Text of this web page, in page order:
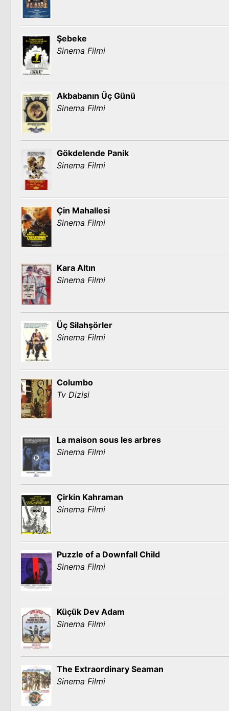
Şebeke
Sinema Filmi
Akbabanın Üç Günü
Sinema Filmi
Gökdelende Panik
Sinema Filmi
Çin Mahallesi
Sinema Filmi
Kara Altın
Sinema Filmi
Üç Silahşörler
Sinema Filmi
Columbo
Tv Dizisi
La maison sous les arbres
Sinema Filmi
Çirkin Kahraman
Sinema Filmi
Puzzle of a Downfall Child
Sinema Filmi
Küçük Dev Adam
Sinema Filmi
The Extraordinary Seaman
Sinema Filmi